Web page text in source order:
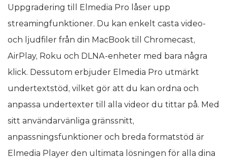
Uppgradering till Elmedia Pro låser upp
streamingfunktioner. Du kan enkelt casta video-
och ljudfiler från din MacBook till Chromecast,
AirPlay, Roku och DLNA-enheter med bara några
klick. Dessutom erbjuder Elmedia Pro utmärkt
undertextstöd, vilket gör att du kan ordna och
anpassa undertexter till alla videor du tittar på. Med
sitt användarvänliga gränssnitt,
anpassningsfunktioner och breda formatstöd är
Elmedia Player den ultimata lösningen för alla dina